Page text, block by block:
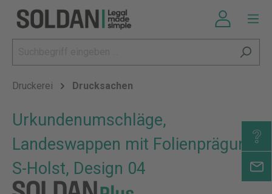
Druckerei Drucksachen
Urkundenumschläge,
Landeswappen mit Folienprägung,
S-Holst, Design 04